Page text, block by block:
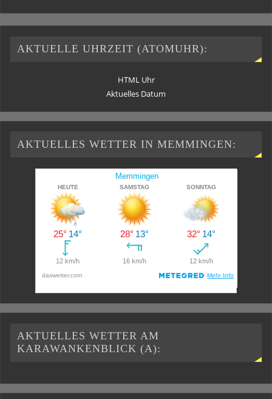
AKTUELLE UHRZEIT (ATOMUHR):
HTML Uhr
Aktuelles Datum
AKTUELLES WETTER IN MEMMINGEN:
AKTUELLES WETTER AM
KARAWANKENBLICK (A):